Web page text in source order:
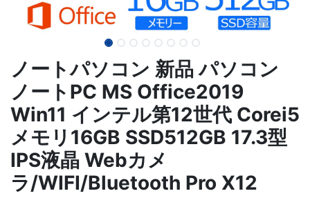
ノートパソコン 新品 パソコン
ノートPC MS Office2019
Win11 インテル第12世代 Corei5
メモリ16GB SSD512GB 17.3型
IPS液晶 Webカメ
ラ/WIFI/Bluetooth Pro X12